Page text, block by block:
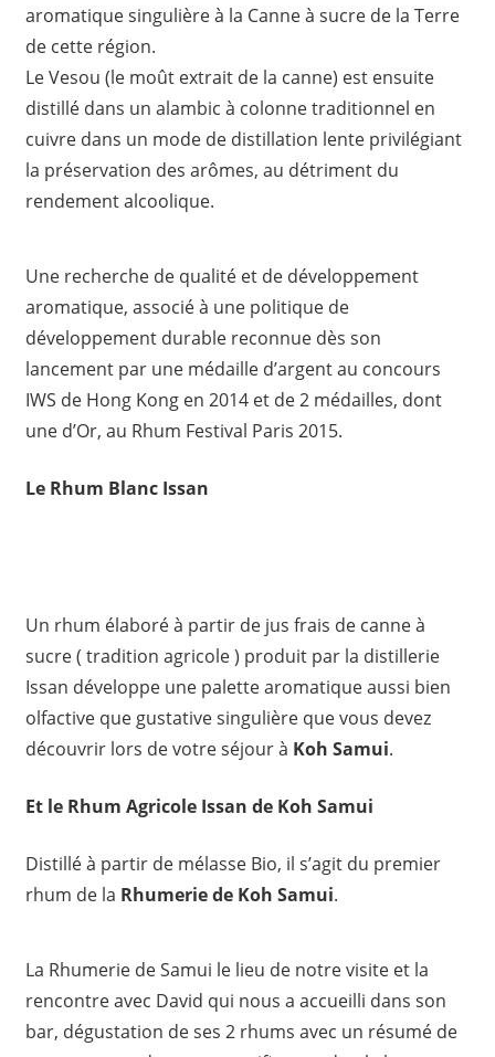
aromatique singulière à la Canne à sucre de la Terre
de cette région.
Le Vesou (le moût extrait de la canne) est ensuite
distillé dans un alambic à colonne traditionnel en
cuivre dans un mode de distillation lente privilégiant
la préservation des arômes, au détriment du
rendement alcoolique.
Une recherche de qualité et de développement
aromatique, associé à une politique de
développement durable reconnue dès son
lancement par une médaille d’argent au concours
IWS de Hong Kong en 2014 et de 2 médailles, dont
une d’Or, au Rhum Festival Paris 2015.
Le Rhum Blanc Issan
Un rhum élaboré à partir de jus frais de canne à
sucre ( tradition agricole ) produit par la distillerie
Issan développe une palette aromatique aussi bien
olfactive que gustative singulière que vous devez
découvrir lors de votre séjour à Koh Samui.
Et le Rhum Agricole Issan de Koh Samui
Distillé à partir de mélasse Bio, il s’agit du premier
rhum de la Rhumerie de Koh Samui.
La Rhumerie de Samui le lieu de notre visite et la
rencontre avec David qui nous a accueilli dans son
bar, dégustation de ses 2 rhums avec un résumé de